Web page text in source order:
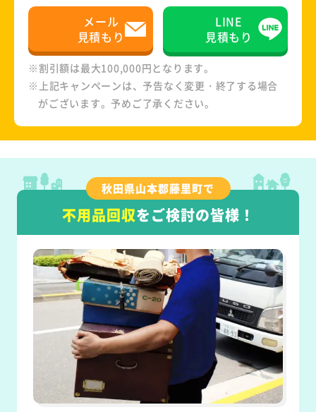
メール
見積もり
LINE
見積もり
※割引額は最大100,000円となります。
※上記キャンペーンは、予告なく変更・終了する場合
がございます。予めご了承ください。
秋田県山本郡藤里町で
不用品回収をご検討の皆様！